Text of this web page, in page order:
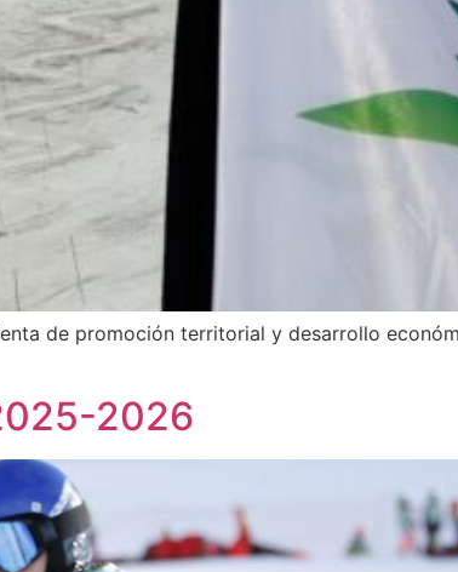
de promoción territorial y desarrollo
2026